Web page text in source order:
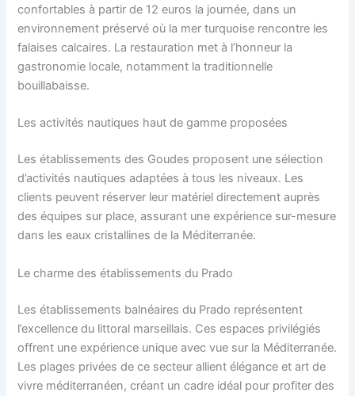
confortables à partir de 12 euros la journée, dans un
environnement préservé où la mer turquoise rencontre les
falaises calcaires. La restauration met à l’honneur la
gastronomie locale, notamment la traditionnelle
bouillabaisse.
Les activités nautiques haut de gamme proposées
Les établissements des Goudes proposent une sélection
d’activités nautiques adaptées à tous les niveaux. Les
clients peuvent réserver leur matériel directement auprès
des équipes sur place, assurant une expérience sur-mesure
dans les eaux cristallines de la Méditerranée.
Le charme des établissements du Prado
Les établissements balnéaires du Prado représentent
l’excellence du littoral marseillais. Ces espaces privilégiés
offrent une expérience unique avec vue sur la Méditerranée.
Les plages privées de ce secteur allient élégance et art de
vivre méditerranéen, créant un cadre idéal pour profiter des